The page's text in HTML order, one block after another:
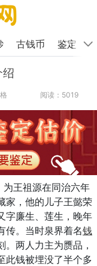
古钱币 鉴定
阅读：5019
为王祖源在同治六年
家，他的儿子王懿荣
字廉生、莲生，晚年
传。当时泉界着名钱
两人力主为赝品，
此钱被埋没了半个多